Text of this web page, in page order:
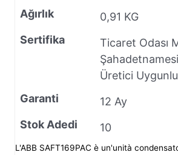
Ağırlık
0,91 KG
Sertifika
Ticaret Odası
Şahadetnamesi
Üretici
Garanti
12 Ay
Stok Adedi
10
L'ABB SAFT169PAC è un'unità